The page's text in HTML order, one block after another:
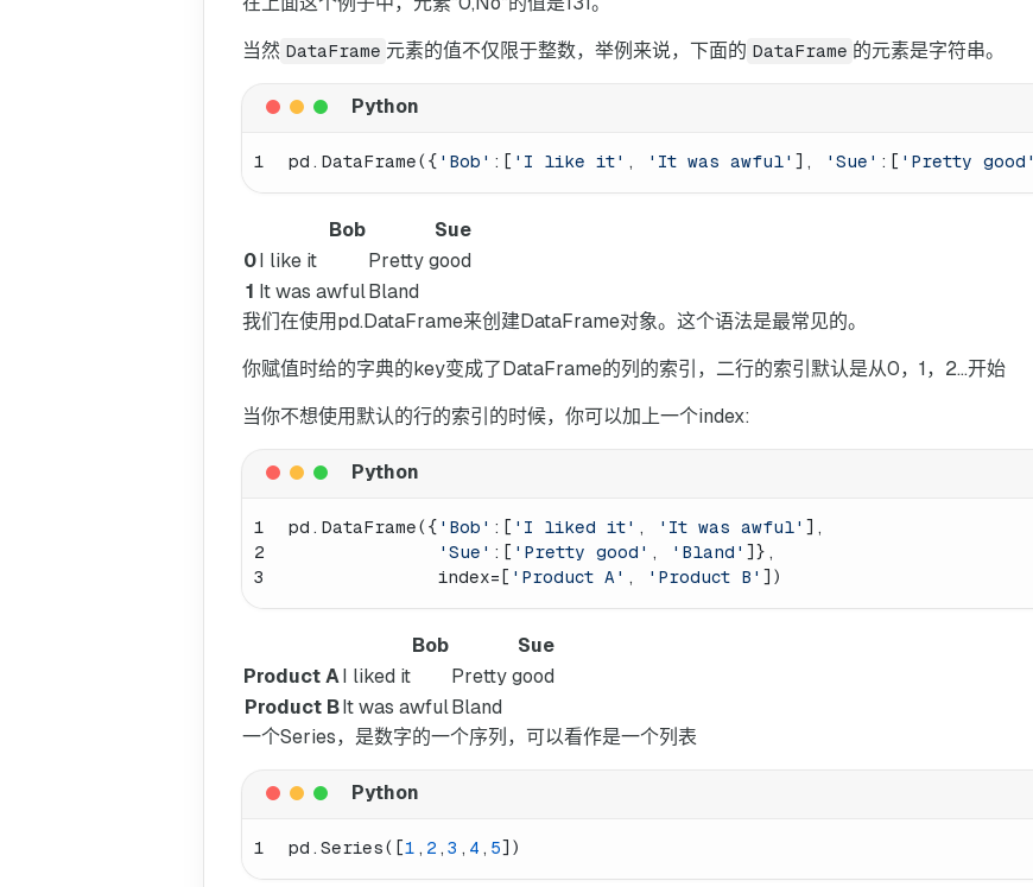
当然 DataFrame 元素的值不仅限于整数，举例来说，下面的 DataFrame 的元素是字符串。
1 pd.DataFrame({ 'Bob' :[ 'I like it' , 'It was awful' ], 'Sue' :[ 'Pretty good'
Bob
Sue
0I like it
Pretty good
1 It was awful Bland
我们在使用pd.DataFrame来创建DataFrame对象。这个语法是最常见的。
你赋值时给的字典的key变成了DataFrame的列的索引，二行的索引默认是从0，1，2...开始
当你不想使用默认的行的索引的时候，你可以加上一个index:
1
2
3
pd.DataFrame({ 'Bob' :[ 'I liked it' , 'It was awful' ],
'Sue' :[ 'Pretty good' , 'Bland' ]},
              index=[
'Product A' , 'Product B' ])
Bob
Sue
Product AI liked it
Pretty good
Product BIt was awfulBland
一个Series，是数字的一个序列，可以看作是一个列表
1 pd.Series([1 , 2 , 3 , 4 , 5])